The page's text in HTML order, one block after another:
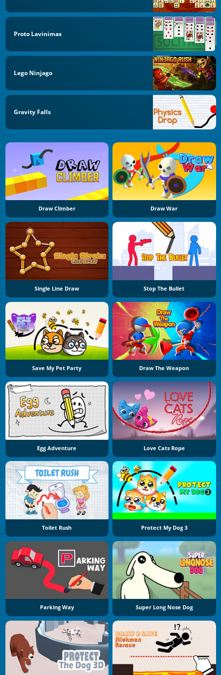
Proto Lavinimas
Lego Ninjago
Gravity Falls
Draw Climber Draw War
Single Line Draw Stop The Bullet
Save My Pet Party Draw The Weapon
Egg Adventure Love Cats Rope
Toilet Rush Protect My Dog 3
Parking Way Super Long Nose Dog